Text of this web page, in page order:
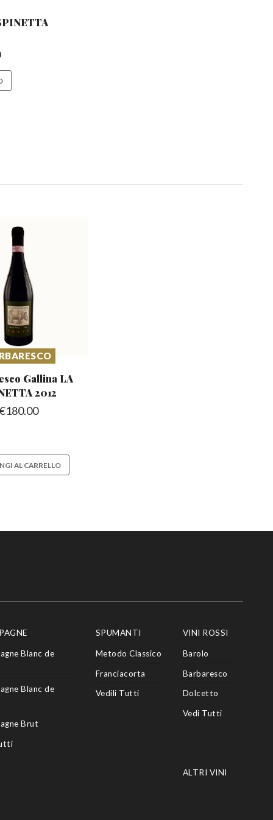
Gallina LA
2012
180.00
AL CARRELLO
Blanc de
Blanc de
Brut
SPUMANTI
Metodo Classico
Franciacorta
Vedili Tutti
VINI ROSSI
Barolo
Barbaresco
Dolcetto
Vedi Tutti
ALTRI VINI